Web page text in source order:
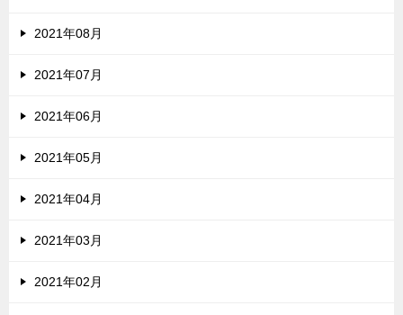
2021年08月
2021年07月
2021年06月
2021年05月
2021年04月
2021年03月
2021年02月